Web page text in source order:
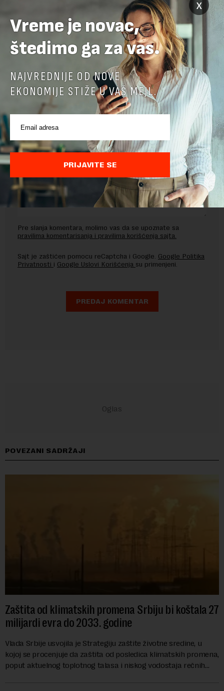
Preuzimanje delova teksta je dozvoljeno, ali uz obavezno navođenje
izvora i uz postavljanje linka ka izvornom tekstu na novaekonomija.rs
AIR SERBIA VAZDUHOPLOVSTVO
OSTAVITE ODGOVOR
Pre slanja komentara, molimo vas da se upoznate sa
pravilima komentarisanja i pravilima korišćenja sajta.
Sajt je zaštićen pomocu reCaptcha i Google. Google Politika
Privatnosti i Google Uslovi Korišćenja su primenjeni.
POVEZANI SADRŽAJI
Zaštita od klimatskih promena Srbiju bi koštala 27
milijardi evra do 2033. godine
Vlada Srbije usvojila je Strategiju zaštite životne sredine, u
kojoj se procenjuje da zaštita od posledica klimatskih promena,
poput aktuelnog toplotnog talasa i niskog vodostaja rečnih
x
Vreme je novac,
štedimo ga za vas.
NAJVREDNIJE OD NOVE
EKONOMIJE STIŽE U VAŠ MEJL.
PRIJAVITE SE